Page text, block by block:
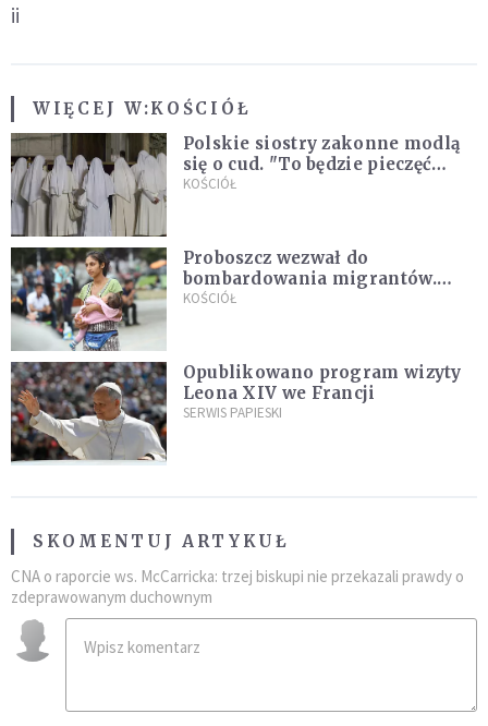
ii
WIĘCEJ W:KOŚCIÓŁ
Polskie siostry zakonne modlą
się o cud. "To będzie pieczęć
Pana Boga dla naszej wiary"
KOŚCIÓŁ
Proboszcz wezwał do
bombardowania migrantów.
"Masowy ogień przeciwko
KOŚCIÓŁ
Opublikowano program wizyty
Leona XIV we Francji
SERWIS PAPIESKI
SKOMENTUJ ARTYKUŁ
CNA o raporcie ws. McCarricka: trzej biskupi nie przekazali prawdy o
zdeprawowanym duchownym